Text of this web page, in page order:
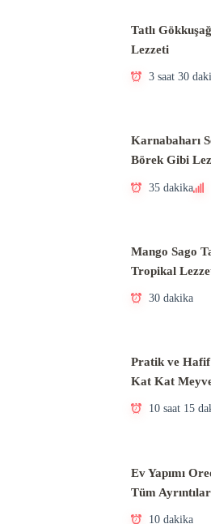
Tatlı
Lezzeti
3 saat 30
Karnabaharı
Börek Gibi
35 dakika
Mango Sago
Tropikal
30 dakika
Pratik ve
Kat Kat
10 saat 15
Ev Yapımı
Tüm
10 dakika